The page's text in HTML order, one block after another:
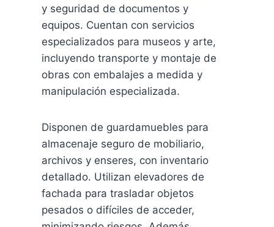
y seguridad de documentos y
equipos. Cuentan con servicios
especializados para museos y arte,
incluyendo transporte y montaje de
obras con embalajes a medida y
manipulación especializada.
Disponen de guardamuebles para
almacenaje seguro de mobiliario,
archivos y enseres, con inventario
detallado. Utilizan elevadores de
fachada para trasladar objetos
pesados o difíciles de acceder,